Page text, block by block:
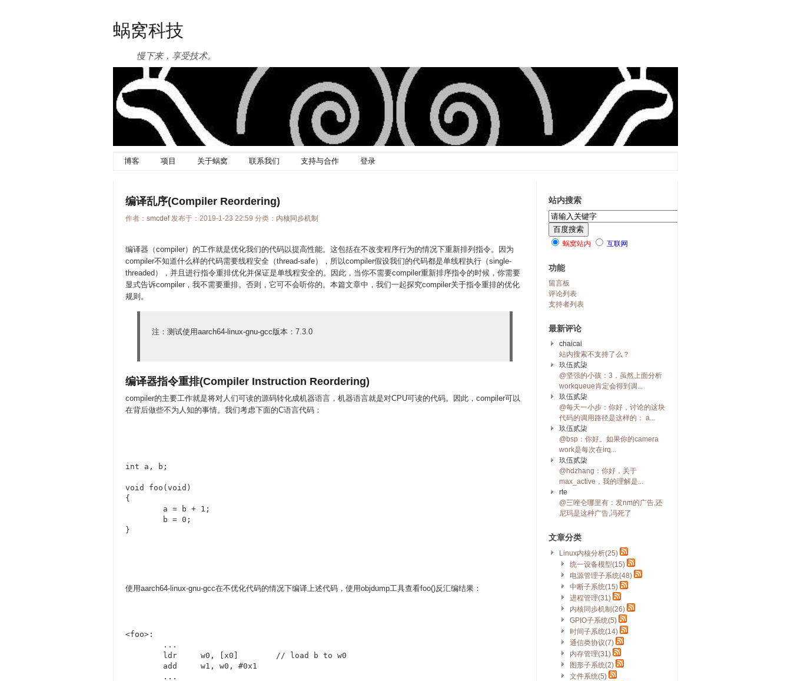
蜗窝科技
慢下来，享受技术。
博客 项目 关于蜗窝 联系我们 支持与合作 登录
编译乱序(Compiler Reordering)
作者： smcdef发布于：2019-1-23 22:59 分类： 内核同步机制
编译器（compiler）的工作就是优化我们的代码以提高性能。这包括在不改变程序行为的情况下重新排列指令。因为
compiler不知道什么样的代码需要线程安全（thread-safe），所以compiler假设我们的代码都是单线程执行（single-
threaded），并且进行指令重排优化并保证是单线程安全的。因此，当你不需要compiler重新排序指令的时候，你需要
显式告诉compiler，我不需要重排。否则，它可不会听你的。本篇文章中，我们一起探究compiler关于指令重排的优化
规则。
注：测试使用aarch64-linux-gnu-gcc版本：7.3.0
编译器指令重排(Compiler Instruction Reordering)
compiler的主要工作就是将对人们可读的源码转化成机器语言，机器语言就是对CPU可读的代码。因此，compiler可以
在背后做些不为人知的事情。我们考虑下面的C语言代码：
int a, b;
void foo(void)
{
}
使用aarch64-linux-gnu-gcc在不优化代码的情况下编译上述代码，使用objdump工具查看foo()反汇编结果：
<foo>:
站内搜索
蜗窝站内 互联网
功能
留言板
评论列表
支持者列表
最新评论
chaicai
站内搜索不支持了么？
玖伍贰柒
@坚强的小孩：3，虽然上面分析
workqueue肯定会得到调...
玖伍贰柒
@每天一小步：你好，讨论的这块
代码的调用路径是这样的： a...
玖伍贰柒
@bsp：你好。如果你的camera
work是每次在irq...
玖伍贰柒
@hdzhang：你好，关于
max_active，我的理解是...
rte
@三唑仑哪里有：发nm的广告,还
尼玛是这种广告,冯死了
文章分类
Linux内核分析(25)
统一设备模型(15)
电源管理子系统(48)
中断子系统(15)
进程管理(31)
内核同步机制(26)
GPIO子系统(5)
时间子系统(14)
通信类协议(7)
内存管理(31)
图形子系统(2)
文件系统(5)